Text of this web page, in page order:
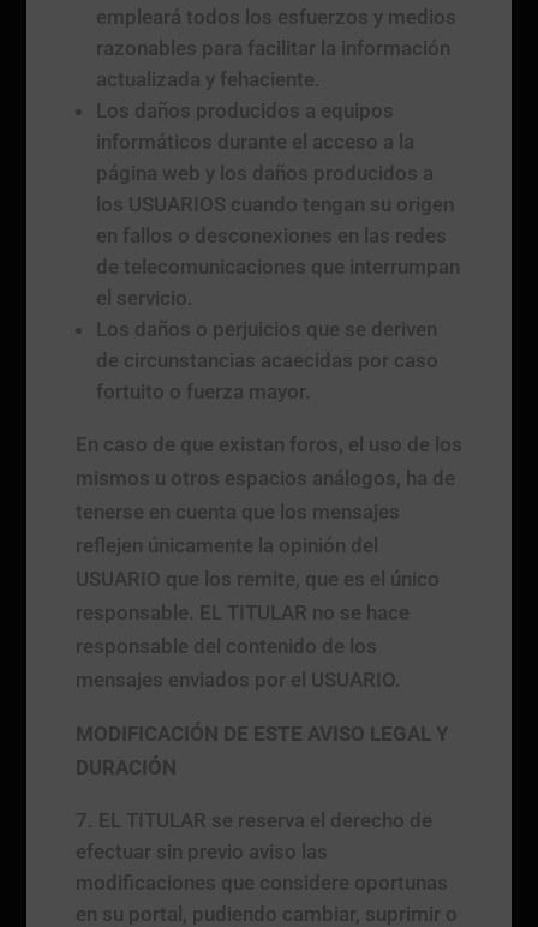
empleará todos los esfuerzos y medios
razonables para facilitar la información
actualizada y fehaciente.
Los daños producidos a equipos
informáticos durante el acceso a la
página web y los daños producidos a
los USUARIOS cuando tengan su origen
en fallos o desconexiones en las redes
de telecomunicaciones que interrumpan
el servicio.
Los daños o perjuicios que se deriven
de circunstancias acaecidas por caso
fortuito o fuerza mayor.
En caso de que existan foros, el uso de los
mismos u otros espacios análogos, ha de
tenerse en cuenta que los mensajes
reflejen únicamente la opinión del
USUARIO que los remite, que es el único
responsable. EL TITULAR no se hace
responsable del contenido de los
mensajes enviados por el USUARIO.
MODIFICACIÓN DE ESTE AVISO LEGAL Y
DURACIÓN
EL TITULAR se reserva el derecho de
efectuar sin previo aviso las
modificaciones que considere oportunas
en su portal, pudiendo cambiar, suprimir o